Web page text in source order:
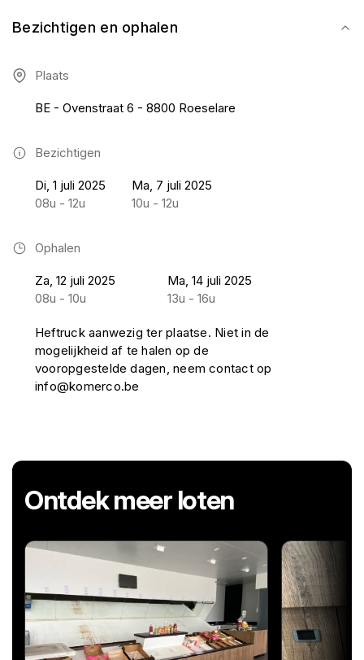
Bezichtigen en ophalen
Plaats
BE - Ovenstraat 6 - 8800 Roeselare
Bezichtigen
Di, 1 juli 2025
08u - 12u
Ma, 7 juli 2025
10u - 12u
Ophalen
Za, 12 juli 2025
08u - 10u
Ma, 14 juli 2025
13u - 16u
Heftruck aanwezig ter plaatse. Niet in de
mogelijkheid af te halen op de
vooropgestelde dagen, neem contact op
info@komerco.be
Ontdek meer loten